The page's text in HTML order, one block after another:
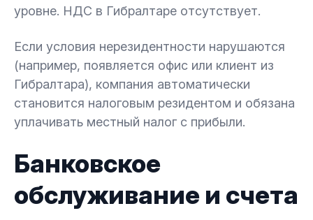
уровне. НДС в Гибралтаре отсутствует.
Если условия нерезидентности нарушаются
(например, появляется офис или клиент из
Гибралтара), компания автоматически
становится налоговым резидентом и обязана
уплачивать местный налог с прибыли.
Банковское
обслуживание и счета